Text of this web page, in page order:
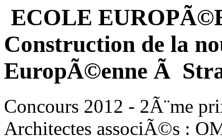
ECOLE
Construction de la
EuropÃ©enne Ã
Concours 2012 - 2Ã¨me
Architectes associÃ©s :